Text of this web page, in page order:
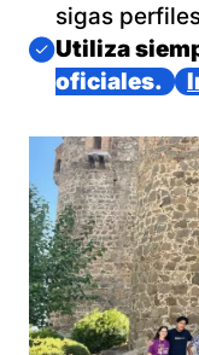
sigas
Imagen
Utiliza
oficiales.